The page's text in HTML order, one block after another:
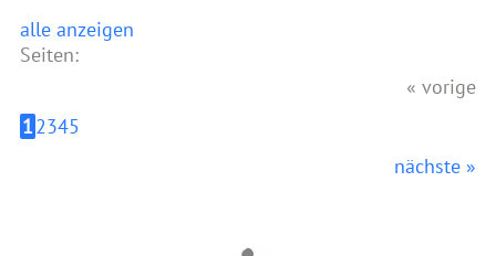
alle anzeigen
Seiten:
« vorige
12345
nächste »